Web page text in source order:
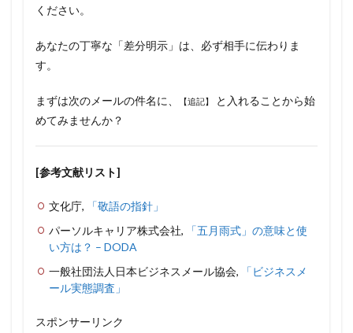
ください。
あなたの丁寧な「差分明示」は、必ず相手に伝わりま
す。
まずは次のメールの件名に、 【追記】
と入れることから始
めてみませんか？
[参考文献リスト]
文化庁,
「敬語の指針」
パーソルキャリア株式会社,
「五月雨式」の意味と使
い方は？ – DODA
一般社団法人日本ビジネスメール協会,
「ビジネスメ
ール実態調査」
スポンサーリンク